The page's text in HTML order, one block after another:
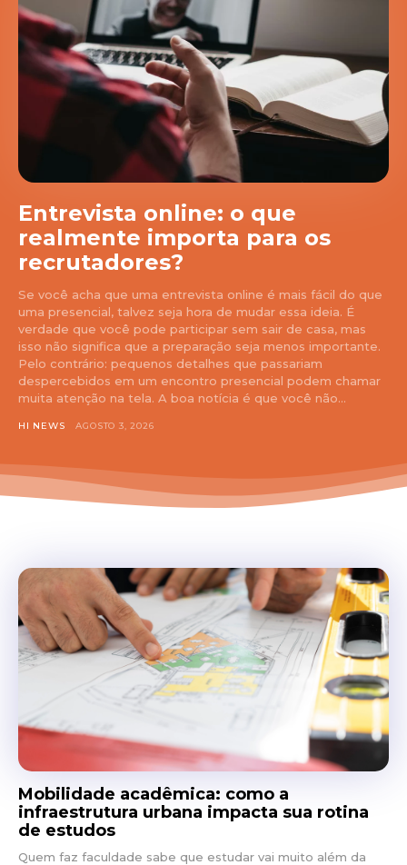
Entrevista online: o que
realmente importa para os
recrutadores?
Se você acha que uma entrevista online é mais fácil do que
uma presencial, talvez seja hora de mudar essa ideia. É
verdade que você pode participar sem sair de casa, mas
isso não significa que a preparação seja menos importante.
Pelo contrário: pequenos detalhes que passariam
despercebidos em um encontro presencial podem chamar
muita atenção na tela. A boa notícia é que você não...
HI NEWS AGOSTO 3, 2026
Mobilidade acadêmica: como a
infraestrutura urbana impacta sua rotina
de estudos
Quem faz faculdade sabe que estudar vai muito além da